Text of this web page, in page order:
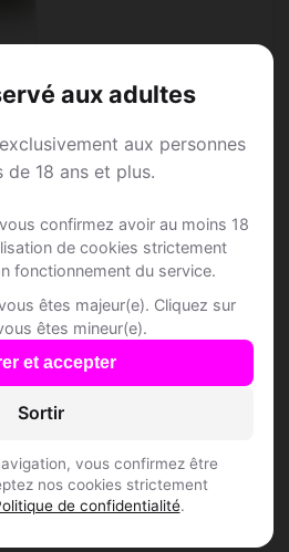
aux adultes
aux personnes
de 18 ans et plus.
confirmez avoir au moins 18
de cookies strictement
fonctionnement du service.
êtes majeur(e). Cliquez sur
êtes mineur(e).
et accepter
Sortir
vous confirmez être
nos cookies strictement
de confidentialité.
Dating à
de Aiglemont et des
!